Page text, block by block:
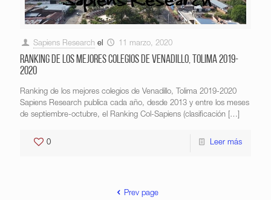
Sapiens Research el 11 marzo, 2020
Ranking de los mejores colegios de Venadillo, Tolima 2019-
2020
Ranking de los mejores colegios de Venadillo, Tolima 2019-2020
Sapiens Research publica cada año, desde 2013 y entre los meses
de septiembre-octubre, el Ranking Col-Sapiens (clasificación […]
0 Leer más
Prev page